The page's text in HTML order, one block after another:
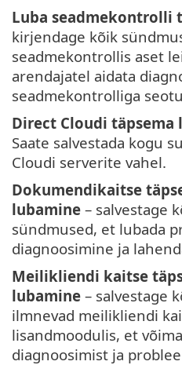
Luba seadmekontrolli
kirjendage kõik
seadmekontrollis aset
arendajatel aidata
seadmekontrolliga
Direct Cloudi
Saate salvestada kogu
Cloudi serverite vahel.
Dokumendikaitse
lubamine – salvestage
sündmused, et lubada
diagnoosimine ja
Meilikliendi kaitse
lubamine – salvestage
ilmnevad meilikliendi
lisandmoodulis, et
diagnoosimist ja